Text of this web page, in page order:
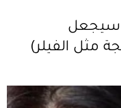
سيجعل
مثل الفيلر)